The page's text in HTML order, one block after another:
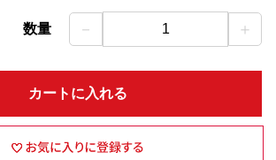
数量 － 1 ＋
カートに入れる